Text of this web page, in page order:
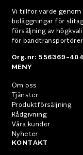
möjliggör t.ex. att
transportband. Till
för förenklad
bar. Spänning: 400
men andra
Vi tillför värde
beläggningar för
försäljning av
för
Org.nr: 556369-
MENY
Om oss
Tjänster
Produktförsäljning
Rådgivning
Våra kunder
Nyheter
KONTAKT